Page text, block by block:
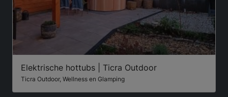
Elektrische hottubs | Ticra Outdoor
Ticra Outdoor, Wellness en Glamping